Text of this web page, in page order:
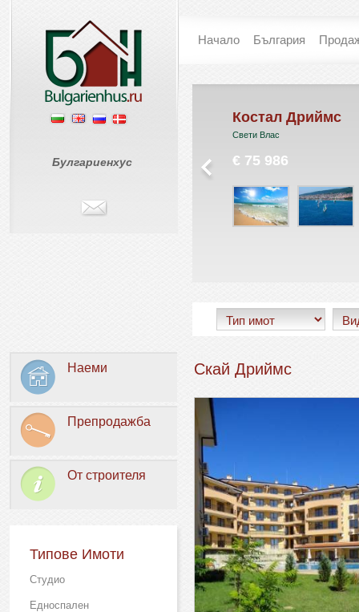
Булгариенхус
Начало България
Хоум Костал Дриймс
Свети Влас
€ 75 986
Наеми
Препродажба
От строителя
Типове Имоти
Студио
Едноспален
Скай Дриймс